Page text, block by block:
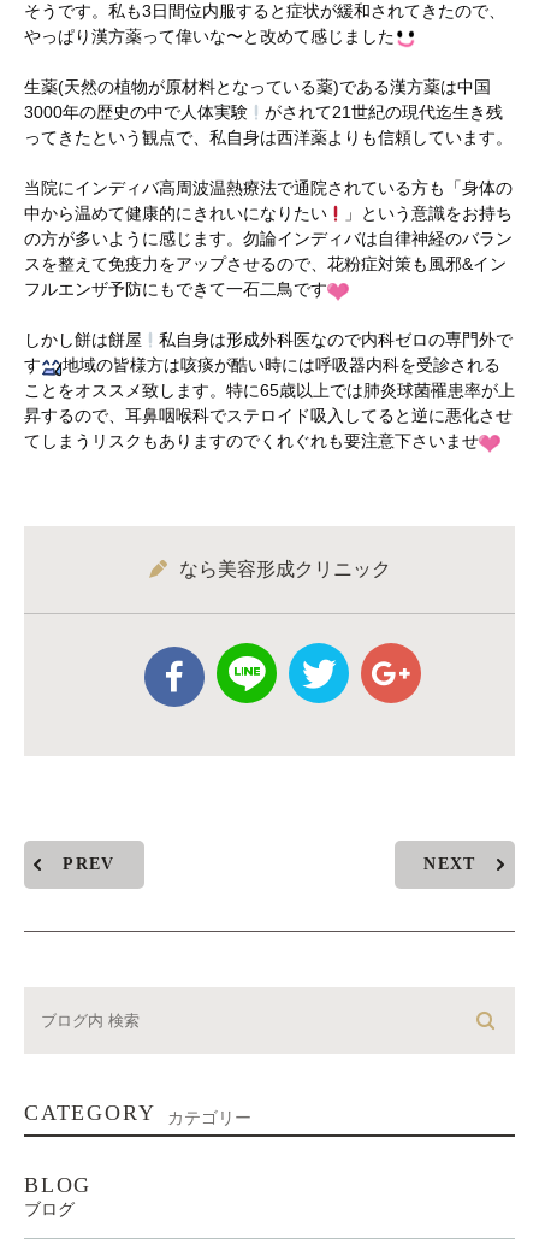
そうです。私も3日間位内服すると症状が緩和されてきたので、
やっぱり漢方薬って偉いな〜と改めて感じました
生薬(天然の植物が原材料となっている薬)である漢方薬は中国
3000年の歴史の中で人体実験
がされて21世紀の現代迄生き残
ってきたという観点で、私自身は西洋薬よりも信頼しています。
当院にインディバ高周波温熱療法で通院されている方も「身体の
中から温めて健康的にきれいになりたい
」という意識をお持ち
の方が多いように感じます。勿論インディバは自律神経のバラン
スを整えて免疫力をアップさせるので、花粉症対策も風邪&イン
フルエンザ予防にもできて一石二鳥です
しかし餅は餅屋
私自身は形成外科医なので内科ゼロの専門外で
す
地域の皆様方は咳痰が酷い時には呼吸器内科を受診される
ことをオススメ致します。特に65歳以上では肺炎球菌罹患率が上
昇するので、耳鼻咽喉科でステロイド吸入してると逆に悪化させ
てしまうリスクもありますのでくれぐれも要注意下さいませ
なら美容形成クリニック
PREV NEXT
CATEGORY カテゴリー
BLOG
ブログ